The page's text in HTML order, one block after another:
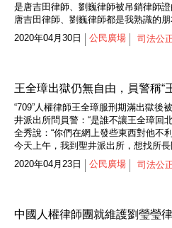
是唐吉田律師、劉巍律師被吊銷律師
唐吉田律師、劉巍律師都是我熟識的
2020年04月30日
公民廣場 司法公
王全璋出獄仍無自由，員警稱“
“709”人權律師王全璋服刑期滿出獄後
井派出所問員警：“是誰不讓王全璋回
全秀說：“你們在網上發些東西對他不
今天上午，我到聖井派出所，想找所
2020年04月23日
公民廣場 司法公
中國人權律師團就維護劉瑩瑩